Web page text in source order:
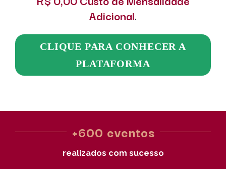
Adicional.
CLIQUE PARA CONHECER A
PLATAFORMA
+600 eventos
realizados com sucesso